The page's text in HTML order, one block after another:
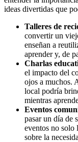
ideas divertidas que
Talleres de
convertir un
enseñan a
aprender y, de
Charlas
el impacto del
ojos a muchos.
local podría
mientras
Eventos
pasar un día de
eventos no solo
sobre la